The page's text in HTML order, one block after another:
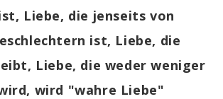
Liebe, die jenseits von
ist, Liebe, die
Liebe, die weder weniger
wird "wahre Liebe"